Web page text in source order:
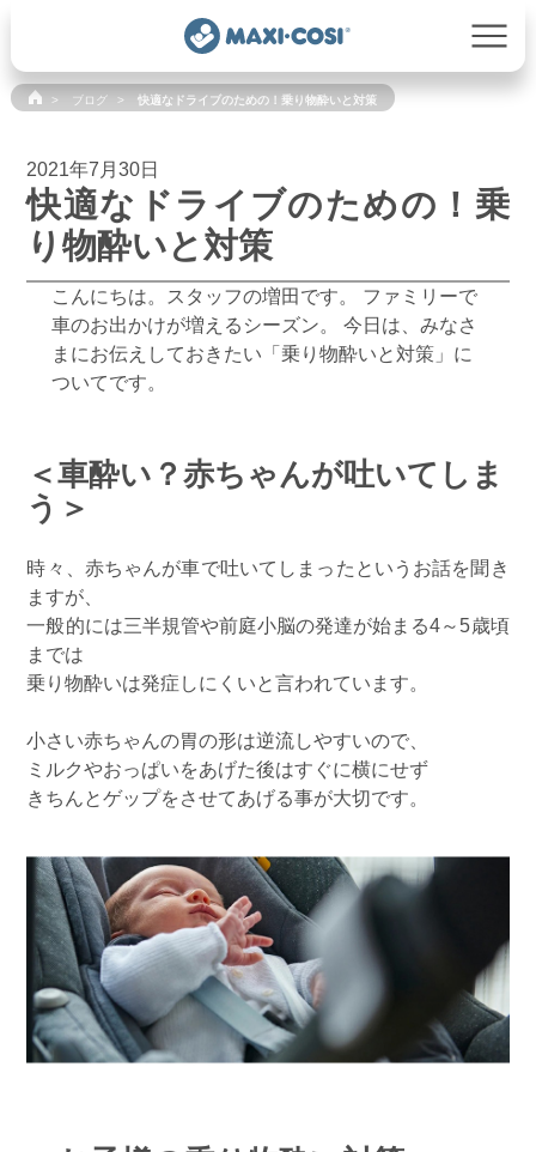
ブログ 快適なドライブのための！乗り物酔いと対策
2021年7月30日
快適なドライブのための！乗
り物酔いと対策
こんにちは。スタッフの増田です。 ファミリーで
車のお出かけが増えるシーズン。 今日は、みなさ
まにお伝えしておきたい「乗り物酔いと対策」に
ついてです。
＜車酔い？赤ちゃんが吐いてしま
う＞
時々、赤ちゃんが車で吐いてしまったというお話を聞き
ますが、
一般的には三半規管や前庭小脳の発達が始まる4～5歳頃
までは
乗り物酔いは発症しにくいと言われています。
小さい赤ちゃんの胃の形は逆流しやすいので、
ミルクやおっぱいをあげた後はすぐに横にせず
きちんとゲップをさせてあげる事が大切です。